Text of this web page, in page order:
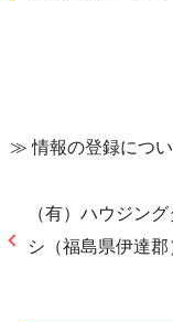
≫情報の登録につ
（有）ハウジン
シ（福島県伊達郡